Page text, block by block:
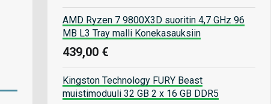
AMD Ryzen 7 9800X3D suoritin 4,7 GHz 96
MB L3 Tray malli Konekasauksiin
439,00 €
Kingston Technology FURY Beast
muistimoduuli 32 GB 2 x 16 GB DDR5